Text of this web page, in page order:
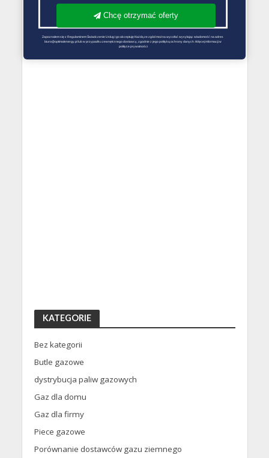
KATEGORIE
Bez kategorii
Butle gazowe
dystrybucja paliw gazowych
Gaz dla domu
Gaz dla firmy
Piece gazowe
Porównanie dostawców gazu ziemnego
Chcę otrzymać oferty
Zapoznałem się z Regulaminem Świadczenie Usług i go akceptuję Każdą ze zgód można wycofać wysyłając wiadomość na adres
biuro@optimalenergy.pl lub w przypadku zewnętrznego dostawcy, zgodnie z jego polityką ochrony danych. Więcej informacji w
polityce prywatności